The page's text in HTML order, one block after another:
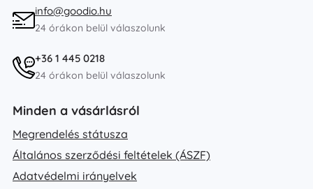
info@goodio.hu
24 órákon belül válaszolunk
+36 1 445 0218
24 órákon belül válaszolunk
Minden a vásárlásról
Megrendelés státusza
Általános szerződési feltételek (ÁSZF)
Adatvédelmi irányelvek